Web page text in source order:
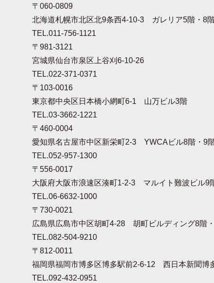
〒060-0809
北海道札幌市北区北9条西4-10-3 ガレリア5階・8
TEL.011-756-1121
〒981-3121
宮城県仙台市泉区上谷刈6-10-26
TEL.022-371-0371
〒103-0016
東京都中央区日本橋小網町6-1 山万ビル3階
TEL.03-3662-1221
〒460-0004
愛知県名古屋市中区新栄町2-3 YWCAビル8階・9
TEL.052-957-1300
〒556-0017
大阪府大阪市浪速区湊町1-2-3 マルイト難波ビル9
TEL.06-6632-1000
〒730-0021
広島県広島市中区胡町4-28 胡町ビルディング8階
TEL.082-504-9210
〒812-0011
福岡県福岡市博多区博多駅前2-6-12 西日本新聞博
TEL.092-432-0951